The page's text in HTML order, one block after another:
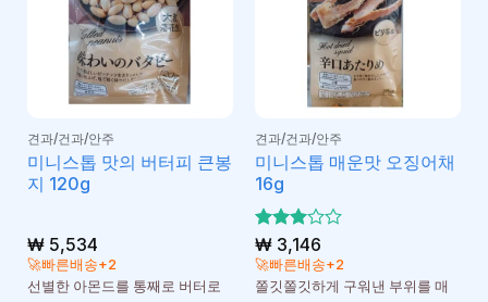
견과/건과/안주
미니스톱 맛의 버터피 큰봉
지 120g
₩5,534
🚀빠른배송+2
선별한 아몬드를 통째로 버터로
견과/건과/안주
미니스톱 매운맛 오징어채
16g
5 중에
서3
로 평
가됨
₩3,146
🚀빠른배송+2
쫄깃쫄깃하게 구워낸 부위를 매